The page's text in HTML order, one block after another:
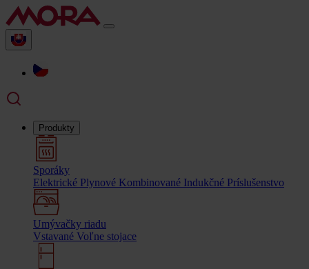
Produkty
Sporáky
Elektrické Plynové Kombinované Indukčné Príslušenstvo
Umývačky riadu
Vstavané Voľne stojace